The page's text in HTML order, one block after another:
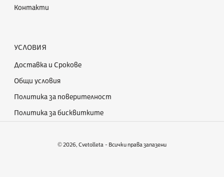
Контакти
УСЛОВИЯ
Доставка и Срокове
Общи условия
Политика за поверителност
Политика за бисквитките
© 2026, Cvetolleta - Всички права запазени